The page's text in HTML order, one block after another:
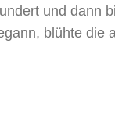
und dann
blühte die